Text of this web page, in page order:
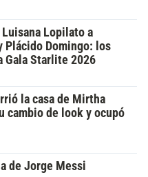
Lopilato a
Plácido Domingo: los
Gala Starlite 2026
la casa de Mirtha
cambio de look y ocupó
de Jorge Messi